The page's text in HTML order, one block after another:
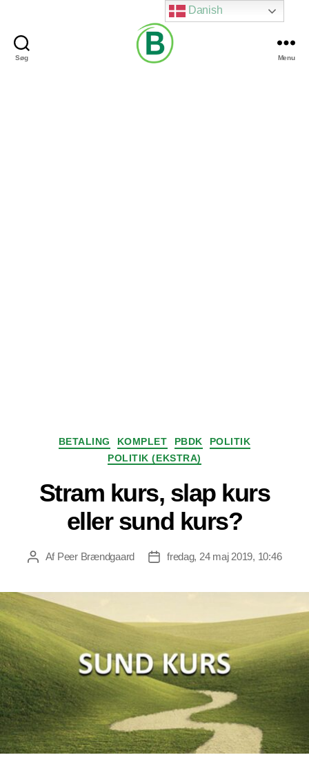
Søg Menu
Kategorier
BETALING KOMPLET PBDK
POLITIK
POLITIK (EKSTRA)
Stram kurs, slap kurs
eller sund kurs?
Indlægsforfatter
Af Peer Brændgaard Indlægsdato
fredag, 24 maj 2019, 10:46
Danish